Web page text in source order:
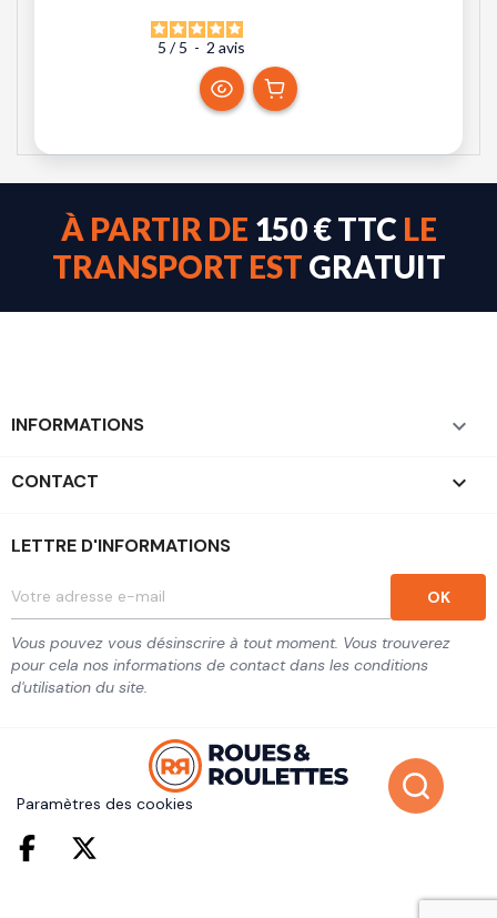
5 / 5 - 2 avis
À PARTIR DE 150 € TTC LE
TRANSPORT EST GRATUIT
INFORMATIONS 
CONTACT keyboard_arrow_down
LETTRE D'INFORMATIONS
Vous pouvez vous désinscrire à tout moment. Vous trouverez
pour cela nos informations de contact dans les conditions
d'utilisation du site.
Paramètres des cookies
Facebook